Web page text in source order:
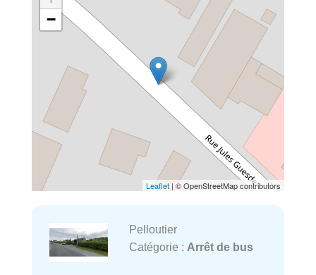
−
Leaflet | © OpenStreetMap contributors
Pelloutier
Catégorie : Arrêt de bus